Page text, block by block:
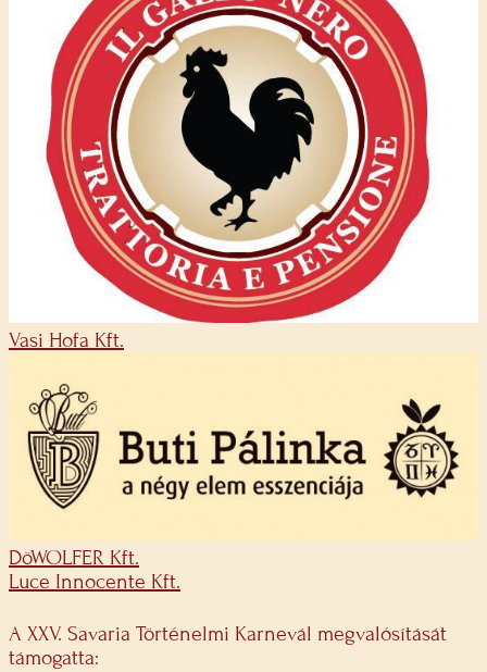
Vasi Hofa Kft.
DöWOLFER Kft.
Luce Innocente Kft.
A XXV. Savaria Történelmi Karnevál megvalósítását
támogatta: